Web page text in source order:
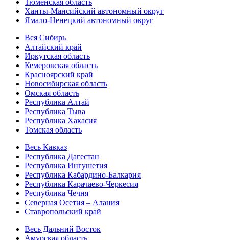
Тюменская область
Ханты-Мансийский автономный округ
Ямало-Ненецкий автономный округ
Вся Сибирь
Алтайский край
Иркутская область
Кемеровская область
Красноярский край
Новосибирская область
Омская область
Республика Алтай
Республика Тыва
Республика Хакасия
Томская область
Весь Кавказ
Республика Дагестан
Республика Ингушетия
Республика Кабардино-Балкария
Республика Карачаево-Черкесия
Республика Чечня
Северная Осетия – Алания
Ставропольский край
Весь Дальний Восток
Амурская область